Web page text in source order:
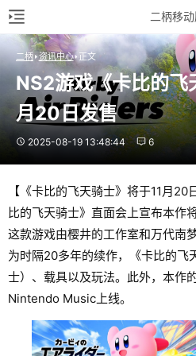
二柄移
二柄 资讯中心 正文
NS2游戏《卡比的飞
月20日发售
2025-08-19 13:48:44 6
【《卡比的飞天骑士》将于11月
比的飞天骑士》直面会上宣布本作
这款游戏由樱井的工作室和万代南
为时隔20多年的续作，《卡比的飞
士）、载具以及玩法。此外，本作
Nintendo Music上线。